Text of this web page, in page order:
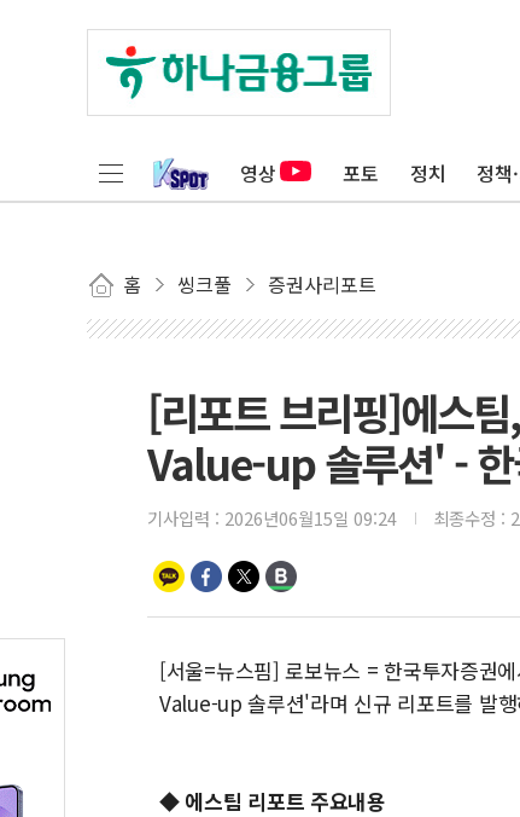
영상 포토 정치 정책
홈 씽크풀 증권사리포트
[리포트 브리핑]에스
Value-up 솔루션' - 한
기사입력 : 2026년06월15일 09:24 최종수정 :
[서울=뉴스핌] 로보뉴스 = 한국투자증권
Value-up 솔루션'라며 신규 리포트를 발
◆ 에스팀 리포트 주요내용